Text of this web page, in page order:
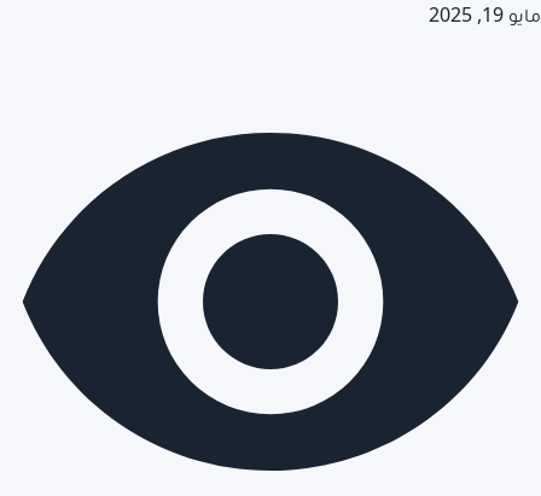
مايو 19, 2025